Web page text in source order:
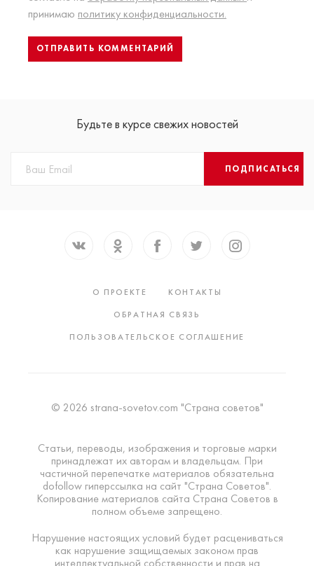
принимаю политику конфиденциальности.
Будьте в курсе свежих новостей
ПОДПИСАТЬСЯ
О ПРОЕКТЕ
КОНТАКТЫ
ОБРАТНАЯ СВЯЗЬ
ПОЛЬЗОВАТЕЛЬСКОЕ СОГЛАШЕНИЕ
© 2026 strana-sovetov.com "Страна советов"
Статьи, переводы, изображения и торговые марки
принадлежат их авторам и владельцам. При
частичной перепечатке материалов обязательна
dofollow гиперссылка на сайт "Страна Советов".
Копирование материалов сайта Страна Советов в
полном объеме запрещено.
Нарушение настоящих условий будет расцениваться
как нарушение защищаемых законом прав
интеллектуальной собственности и прав на